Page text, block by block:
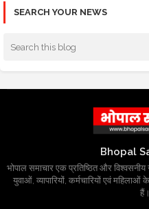
SEARCH YOUR NEWS
Bhopal
भोपाल समाचार एक प्रतिष्ठित और विश्वसनीय
युवाओं, व्यापारियों, कर्मचारियों एवं
हैं।